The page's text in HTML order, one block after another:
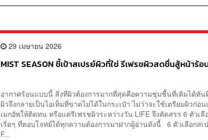
29 เมษายน 2026
MIST SEASON ชี้เป้าสเปรย์ผิวที่ใช่ รีเฟรชผิวสดชื่นสู้หน้าร้อ
อากาศร้อนแบบนี้ สิ่งที่ผิวต้องการมากที่สุดคือความชุ่มชื้นที่เติมได้ทัน
ผิวจึงกลายเป็นไอเท็มที่ขาดไม่ได้ในกระเป๋า ไม่ว่าจะใช้เตรียมผิวก่อ
เมกอัพให้ติดทน หรือแค่รีเฟรชผิวระหว่างวัน LIFE จึงคัดสรร 6 ตัวเลื
เริ่ดๆ ที่ตอบโจทย์ได้ทุกความต้องการมาฝากผู้อ่านดังนี้ 6 ตัวเลือกสเ
F...